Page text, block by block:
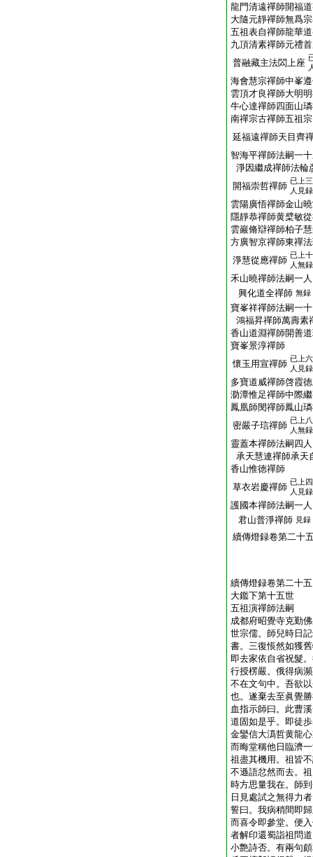
龍門清遠禪師開福
大隨元靜禪師無爲
五祖表自禪師龍華
九頂清素禪師元禮
普融藏主法閦上座
海會慧宗禪師中峯
雲頂才良禪師大明
牛心達禪師四面山
南禪宗古禪師五祖
延福遠禪師天目齊
智海平禪師法嗣一
淨因繼成禪師法輪
開福崇哲禪師 已上三
人見録
雲陽廣悟禪師金山
隱靜恭禪師黄檗敏
雲巖脩辯禪師柏子
方廣智京禪師東禪
淨慧從應禪師 已上十
人無録
禾山曉禪師法嗣一人
興化道全禪師 無録
寶峯祥禪師法嗣一
鴻福昇禪師萬壽素
香山道淵禪師開善
寶峯景淳禪師
懷玉用宣禪師 已上六
人見録
多寶道威禪師啓霞
泐潭惟足禪師中際
鳳凰師閔禪師鳳山
密嚴子琂禪師 已上八
人無録
靈蓋本禪師法嗣四人
承天慧連禪師承天
香山惟徳禪師
草衣岩慶禪師 已上四
人見録
護國本禪師法嗣一人
君山普淨禪師 見録
續傳燈録卷第二十
續傳燈録卷第二十五
大鑑下第十五世
五祖演禪師法嗣
成都府昭覺寺克勤
世宗儒。師兒時日
書。三復悵然如獲
即去家依自省祝髮
行授楞嚴。俄得病
不在文句中。吾欲
也。遂棄去至眞覺
血指示師曰。此曹
道固如是乎。即徒
金鑾信大潙哲黄龍
而晦堂稱他日臨濟
祖盡其機用。祖皆
不遜語忿然而去。
時方思量我在。師
日見處試之無得力
誓曰。我病稍間即
而喜令即參堂。便
者解印還蜀詣祖問
小艶詩否。有兩句